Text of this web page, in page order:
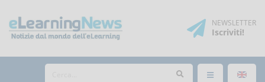
NEWSLETTER
Iscriviti!